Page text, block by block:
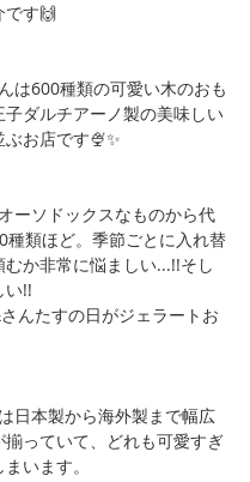
です🙌
は600種類の可愛い木のおも
子ダルチアーノ製の美味しい
お店です🍨✨
ーソドックスなものから代
種類ほど。季節ごとに入れ替
か非常に悩ましい...!!そし
い!!
んたすの日がジェラートお
日本製から海外製まで幅広
揃っていて、どれも可愛すぎ
います。